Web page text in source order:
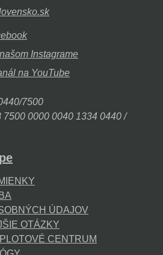
Instagrame
na YouTube
7500
7500 0000 0040 1334 0440 /
ÚDAJOV
OTÁZKY
CENTRUM